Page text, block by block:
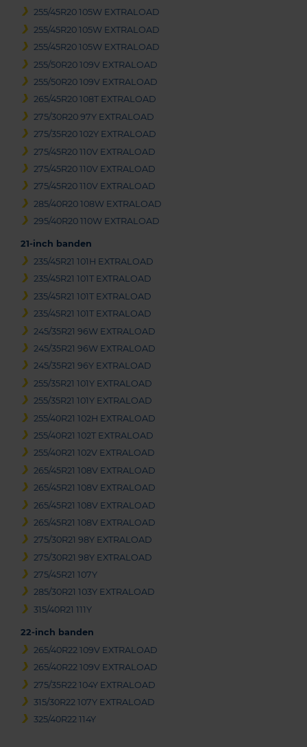
255/45R20 105W EXTRALOAD
255/45R20 105W EXTRALOAD
255/45R20 105W EXTRALOAD
255/50R20 109V EXTRALOAD
255/50R20 109V EXTRALOAD
265/45R20 108T EXTRALOAD
275/30R20 97Y EXTRALOAD
275/35R20 102Y EXTRALOAD
275/45R20 110V EXTRALOAD
275/45R20 110V EXTRALOAD
275/45R20 110V EXTRALOAD
285/40R20 108W EXTRALOAD
295/40R20 110W EXTRALOAD
21-inch banden
235/45R21 101H EXTRALOAD
235/45R21 101T EXTRALOAD
235/45R21 101T EXTRALOAD
235/45R21 101T EXTRALOAD
245/35R21 96W EXTRALOAD
245/35R21 96W EXTRALOAD
245/35R21 96Y EXTRALOAD
255/35R21 101Y EXTRALOAD
255/35R21 101Y EXTRALOAD
255/40R21 102H EXTRALOAD
255/40R21 102T EXTRALOAD
255/40R21 102V EXTRALOAD
265/45R21 108V EXTRALOAD
265/45R21 108V EXTRALOAD
265/45R21 108V EXTRALOAD
265/45R21 108V EXTRALOAD
275/30R21 98Y EXTRALOAD
275/30R21 98Y EXTRALOAD
275/45R21 107Y
285/30R21 103Y EXTRALOAD
315/40R21 111Y
22-inch banden
265/40R22 109V EXTRALOAD
265/40R22 109V EXTRALOAD
275/35R22 104Y EXTRALOAD
315/30R22 107Y EXTRALOAD
325/40R22 114Y